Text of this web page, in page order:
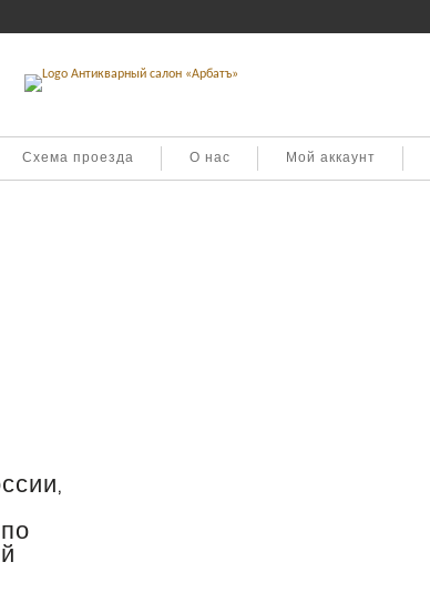
Схема проезда О нас Мой аккаунт